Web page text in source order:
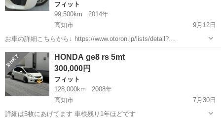
フィット
99,500km
2014年
高知市
9月12日
お車の詳細こちらから↓ https://www.otoron.jp/lists/detail?
carno=047325 来店不要で全国対応中🗾(※沖縄/北海道/離島除く) 携帯
さえあれば即日審査・契約もできちゃう✨...
高知 高知市
HONDA ge8 rs 5mt
300,000円
フィット
128,000km
2008年
高知市
7月30日
詳細は5枚にあげてます 車検残り1年ほどです